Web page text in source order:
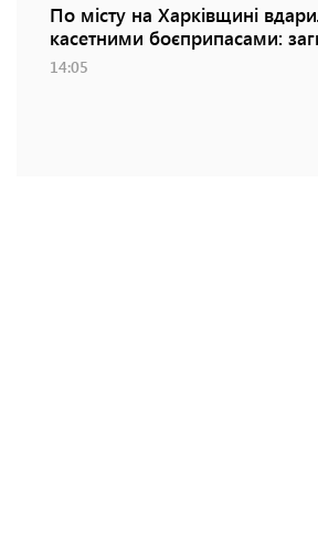
По місту на Харківщині
касетними боєприпасами:
14:05